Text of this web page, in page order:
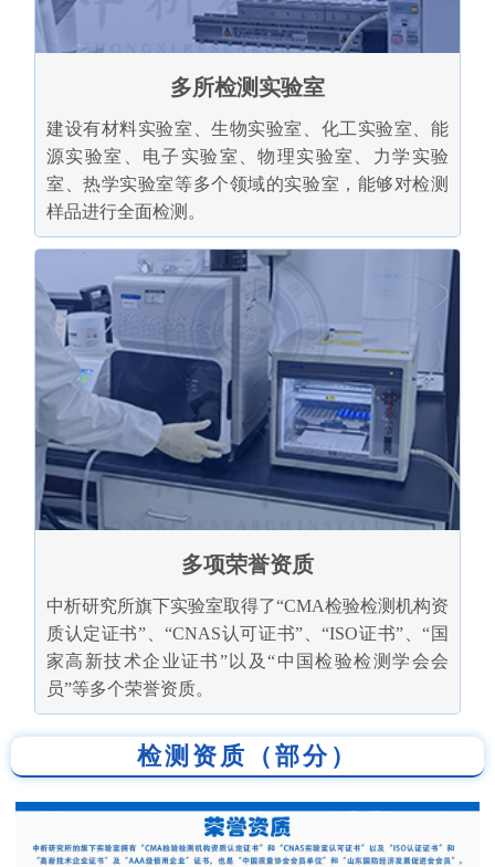
多所检测实验室
建设有材料实验室、生物实验室、化工实验室、能
源实验室、电子实验室、物理实验室、力学实验
室、热学实验室等多个领域的实验室，能够对检测
样品进行全面检测。
多项荣誉资质
中析研究所旗下实验室取得了“CMA检验检测机构资
质认定证书”、“CNAS认可证书”、“ISO证书”、“国
家高新技术企业证书”以及“中国检验检测学会会
员”等多个荣誉资质。
检测资质（部分）